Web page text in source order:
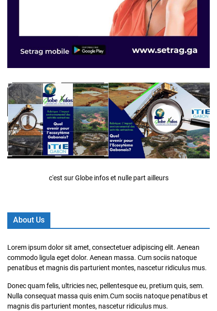
c'est sur Globe infos et nulle part ailleurs
About Us
Lorem ipsum dolor sit amet, consectetuer adipiscing elit. Aenean
commodo ligula eget dolor. Aenean massa. Cum sociis natoque
penatibus et magnis dis parturient montes, nascetur ridiculus mus.
Donec quam felis, ultricies nec, pellentesque eu, pretium quis, sem.
Nulla consequat massa quis enim.Cum sociis natoque penatibus et
magnis dis parturient montes, nascetur ridiculus mus.